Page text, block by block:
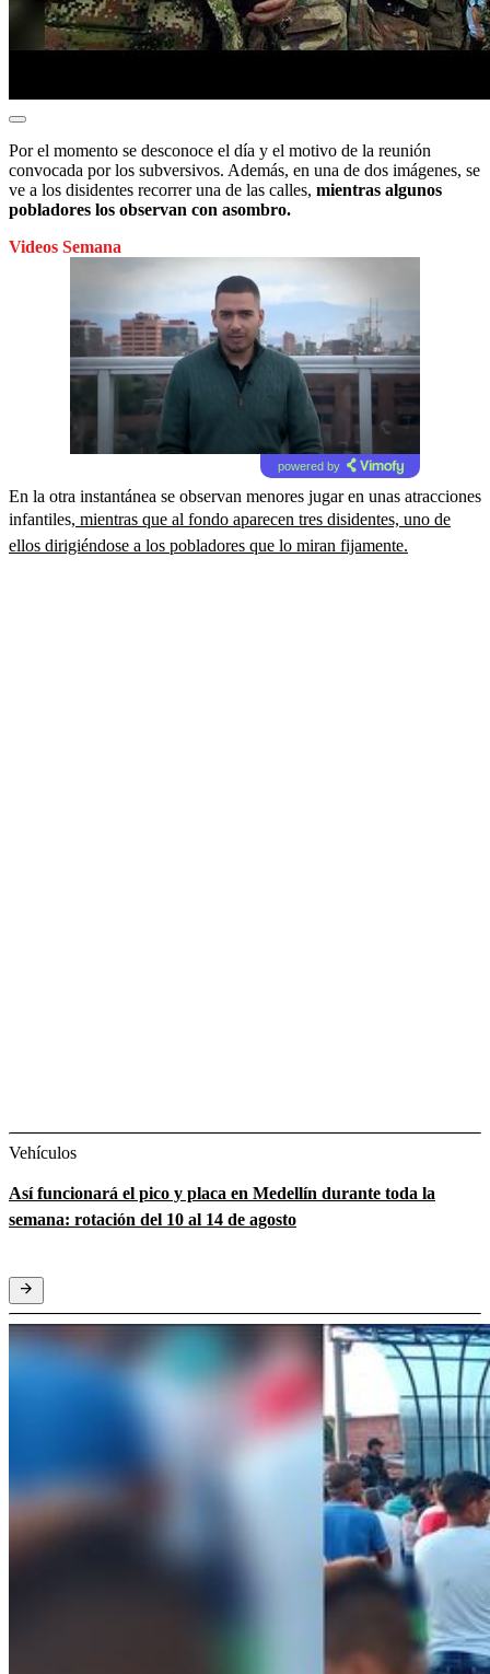
Por el momento se desconoce el día y el motivo de la reunión
convocada por los subversivos. Además, en una de dos imágenes, se
ve a los disidentes recorrer una de las calles, mientras algunos
pobladores los observan con asombro.
Videos Semana
powered by
En la otra instantánea se observan menores jugar en unas atracciones
infantiles, mientras que al fondo aparecen tres disidentes, uno de
ellos dirigiéndose a los pobladores que lo miran fijamente.
Vehículos
Así funcionará el pico y placa en Medellín durante toda la
semana: rotación del 10 al 14 de agosto